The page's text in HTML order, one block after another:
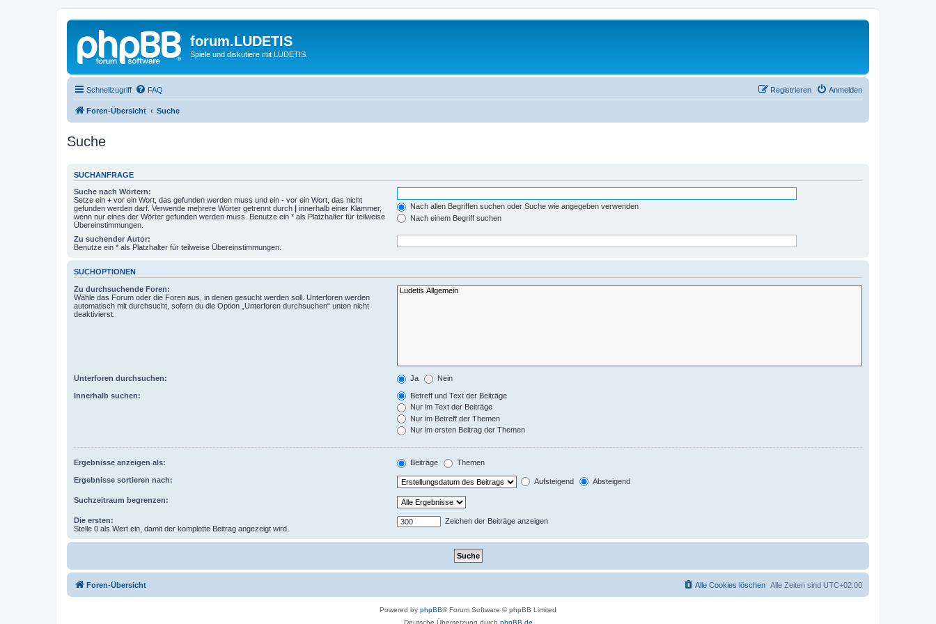
forum.LUDETIS
Spiele und diskutiere mit LUDETIS.
Schnellzugriff FAQ Anmelden
Registrieren
Foren-Übersicht Suche
Suche
SUCHANFRAGE
Suche nach Wörtern:
Setze ein + vor ein Wort, das gefunden werden muss und ein - vor ein Wort, das nicht
gefunden werden darf. Verwende mehrere Wörter getrennt durch | innerhalb einer Klammer,
wenn nur eines der Wörter gefunden werden muss. Benutze ein * als Platzhalter für teilweise
Übereinstimmungen.
Nach allen Begriffen suchen oder Suche wie angegeben verwenden
Nach einem Begriff suchen
Zu suchender Autor:
Benutze ein * als Platzhalter für teilweise Übereinstimmungen.
SUCHOPTIONEN
Zu durchsuchende Foren:
Wähle das Forum oder die Foren aus, in denen gesucht werden soll. Unterforen werden
automatisch mit durchsucht, sofern du die Option „Unterforen durchsuchen“ unten nicht
deaktivierst.
Unterforen durchsuchen: Ja Nein
Innerhalb suchen:
Betreff und Text der Beiträge
Nur im Text der Beiträge
Nur im Betreff der Themen
Nur im ersten Beitrag der Themen
Ergebnisse anzeigen als: Beiträge Themen
Ergebnisse sortieren nach: Aufsteigend Absteigend
Suchzeitraum begrenzen:
Die ersten:
Stelle 0 als Wert ein, damit der komplette Beitrag angezeigt wird.
Zeichen der Beiträge anzeigen
Foren-Übersicht Alle Zeiten sind UTC+02:00
Alle Cookies löschen
Powered by phpBB® Forum Software © phpBB Limited
Deutsche Übersetzung durch phpBB.de